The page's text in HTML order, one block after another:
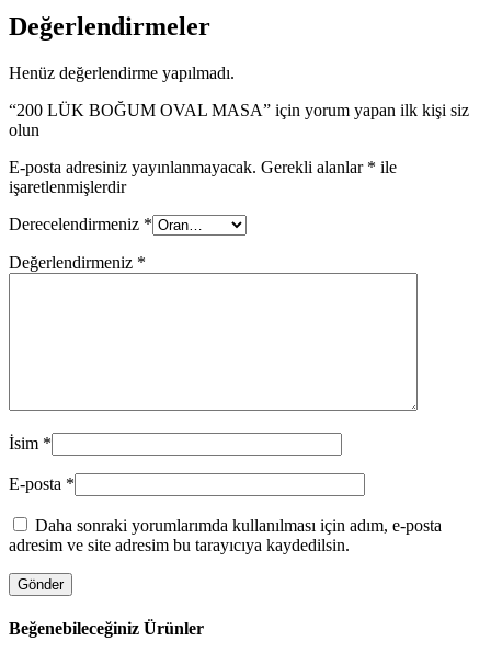
Değerlendirmeler
Henüz değerlendirme yapılmadı.
“200 LÜK BOĞUM OVAL MASA” için yorum yapan ilk kişi siz
olun
E-posta adresiniz yayınlanmayacak. Gerekli alanlar * ile
işaretlenmişlerdir
Derecelendirmeniz *
Değerlendirmeniz *
İsim *
E-posta *
Daha sonraki yorumlarımda kullanılması için adım, e-posta
adresim ve site adresim bu tarayıcıya kaydedilsin.
Beğenebileceğiniz Ürünler